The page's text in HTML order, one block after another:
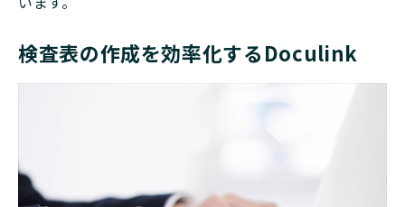
検査表の作成を効率化するDoculink